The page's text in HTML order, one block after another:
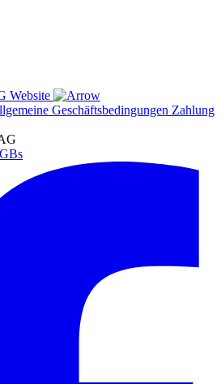
Website
Geschäftsbedingungen Zahlung